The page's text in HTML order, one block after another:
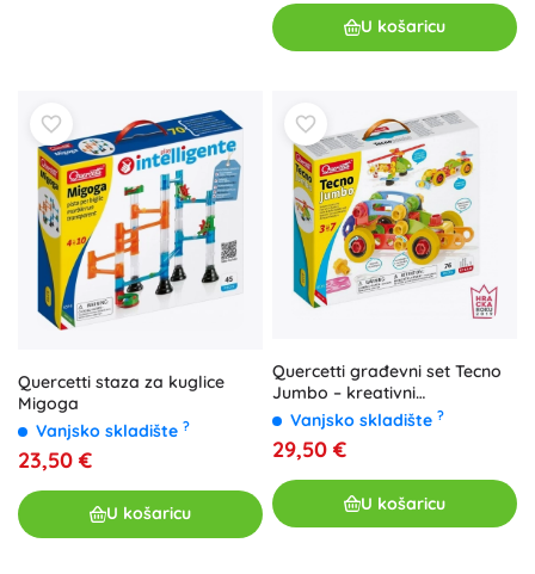
U košaricu
Quercetti staza za kuglice
Migoga
Vanjsko skladište ?
23,50 €
U košaricu
Quercetti građevni set Tecno
Jumbo – kreativni
konstrukcijski set za djecu
Vanjsko skladište ?
29,50 €
U košaricu